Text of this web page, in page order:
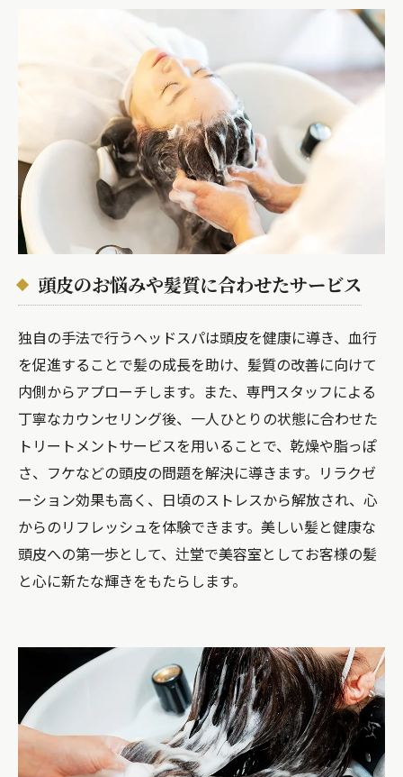
頭皮のお悩みや髪質に合わせたサービス
独自の手法で行うヘッドスパは頭皮を健康に導き、血行
を促進することで髪の成長を助け、髪質の改善に向けて
内側からアプローチします。また、専門スタッフによる
丁寧なカウンセリング後、一人ひとりの状態に合わせた
トリートメントサービスを用いることで、乾燥や脂っぽ
さ、フケなどの頭皮の問題を解決に導きます。リラクゼ
ーション効果も高く、日頃のストレスから解放され、心
からのリフレッシュを体験できます。美しい髪と健康な
頭皮への第一歩として、辻堂で美容室としてお客様の髪
と心に新たな輝きをもたらします。